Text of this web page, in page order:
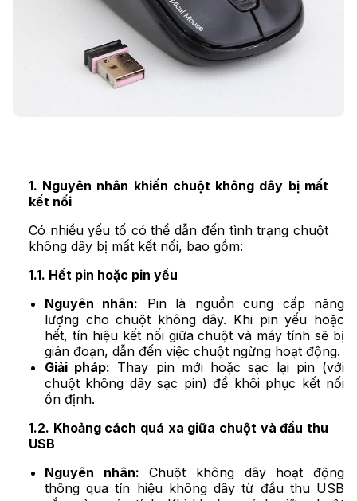
1. Nguyên nhân khiến chuột không dây bị mất
kết nối
Có nhiều yếu tố có thể dẫn đến tình trạng chuột
không dây bị mất kết nối, bao gồm:
1.1. Hết pin hoặc pin yếu
Nguyên nhân: Pin là nguồn cung cấp năng
lượng cho chuột không dây. Khi pin yếu hoặc
hết, tín hiệu kết nối giữa chuột và máy tính sẽ bị
gián đoạn, dẫn đến việc chuột ngừng hoạt động.
Giải pháp: Thay pin mới hoặc sạc lại pin (với
chuột không dây sạc pin) để khôi phục kết nối
ổn định.
1.2. Khoảng cách quá xa giữa chuột và đầu thu
USB
Nguyên nhân: Chuột không dây hoạt động
thông qua tín hiệu không dây từ đầu thu USB